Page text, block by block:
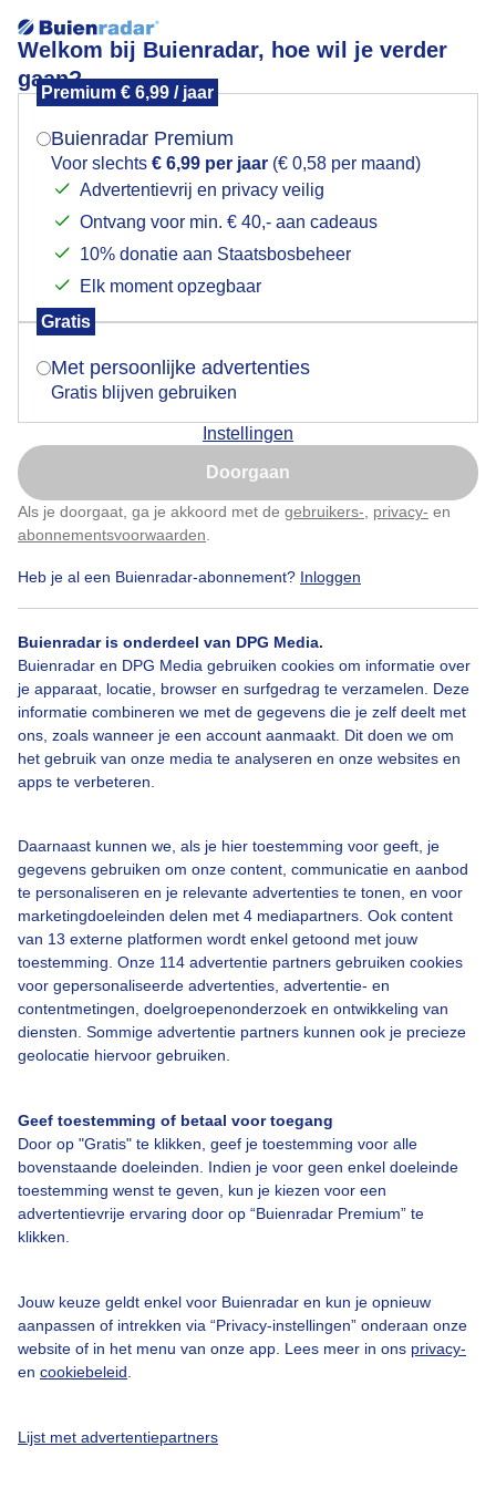
Welkom bij Buienradar, hoe wil je verder
gaan?
Premium € 6,99 / jaar
Buienradar Premium
Voor slechts € 6,99 per jaar (€ 0,58 per maand)
Advertentievrij en privacy veilig
Ontvang voor min. € 40,- aan cadeaus
10% donatie aan Staatsbosbeheer
Elk moment opzegbaar
Gratis
Met persoonlijke advertenties
Gratis blijven gebruiken
Instellingen
Doorgaan
Als je doorgaat, ga je akkoord met de gebruikers- privacy- en
abonnementsvoorwaarden
Heb je al een Buienradar-abonnement? Inloggen
Buienradar is onderdeel van DPG Media.
Buienradar en DPG Media gebruiken cookies om informatie over
je apparaat, locatie, browser en surfgedrag te verzamelen. Deze
informatie combineren we met de gegevens die je zelf deelt met
ons, zoals wanneer je een account aanmaakt. Dit doen we om
het gebruik van onze media te analyseren en onze websites en
apps te verbeteren.
Daarnaast kunnen we, als je hier toestemming voor geeft, je
gegevens gebruiken om onze content, communicatie en aanbod
te personaliseren en je relevante advertenties te tonen, en voor
marketingdoeleinden delen met 4 mediapartners. Ook content
van 13 externe platformen wordt enkel getoond met jouw
toestemming. Onze 114 advertentie partners gebruiken cookies
voor gepersonaliseerde advertenties, advertentie- en
contentmetingen, doelgroepenonderzoek en ontwikkeling van
diensten. Sommige advertentie partners kunnen ook je precieze
geolocatie hiervoor gebruiken.
Geef toestemming of betaal voor toegang
Door op "Gratis" te klikken, geef je toestemming voor alle
bovenstaande doeleinden. Indien je voor geen enkel doeleinde
toestemming wenst te geven, kun je kiezen voor een
advertentievrije ervaring door op “Buienradar Premium” te
klikken.
Jouw keuze geldt enkel voor Buienradar en kun je opnieuw
aanpassen of intrekken via “Privacy-instellingen” onderaan onze
website of in het menu van onze app. Lees meer in ons privacy-
en cookiebeleid
Lijst met advertentiepartners
Zeer warme vrijdag
strakblauwe lucht. De temperatuur liep op tot zo’n 25
graden en het voelde al vroeg op de dag behoorlijk
warm aan. Een echte zomerdag.
Door: Petr Dorunda Gemaakt: 20-06-2025, 22x bekeken
Zomer Zon
Bekijk slideshow
Een moment geduld aub...
Over Buienradar
Bedrijfsgegevens
Veelgestelde vragen
Contact
Toegankelijkheid
Adverteren
Buienradar Team
Privacy beleid
Mogen we je locatie gebruiken voor het
Indien je hier nog geen akkoord op hebt gegeven,
verschijnt er zo een pop-up uit je browser waarin
Is goed, toon de popup
Nu niet, misschien later
Klik hierom dit aan te passen